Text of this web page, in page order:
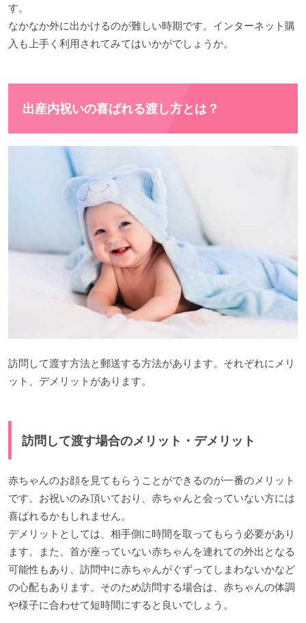
す。
なかなか外に出かけるのが難しい時期です。インターネット購
入も上手く利用されてみてはいかがでしょうか。
出産内祝いの喜ばれる渡し方とは？
訪問して渡す方法と郵送する方法があります。それぞれにメリ
ット、デメリットがあります。
訪問して渡す場合のメリット・デメリット
赤ちゃんのお顔を見てもらうことができるのが一番のメリット
です。お祝いのみ頂いており、赤ちゃんと会っていない方には
喜ばれるかもしれません。
デメリットとしては、相手側に時間を取ってもらう必要があり
ます。また、首が座っていない赤ちゃんを連れての外出となる
可能性もあり、訪問中に赤ちゃんがぐずってしまわないかなど
の心配もあります。そのため訪問する場合は、赤ちゃんの体調
や様子に合わせて短時間にすると良いでしょう。